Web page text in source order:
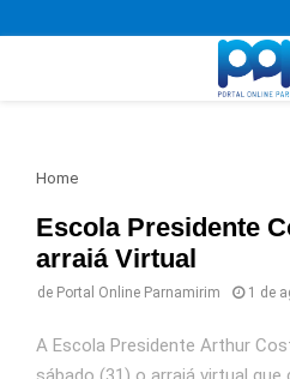
Home
Escola Presidente
arraiá Virtual
de Portal Online Parnamirim 1 de
A Escola Presidente Arthur